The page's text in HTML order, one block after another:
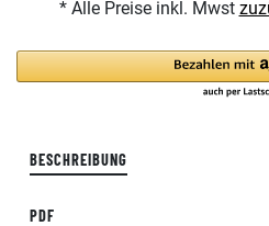
* Alle Preise inkl. Mwst
BESCHREIBUNG
PDF